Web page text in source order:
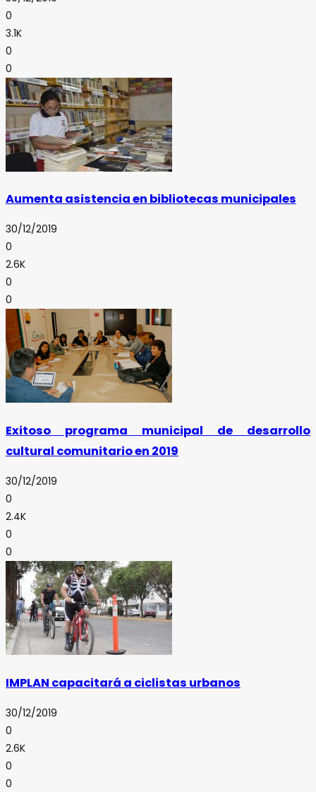
0
3.1K
0
0
Aumenta asistencia en bibliotecas municipales
30/12/2019
0
2.6K
0
0
Exitoso programa municipal de desarrollo
cultural comunitario en 2019
30/12/2019
0
2.4K
0
0
IMPLAN capacitará a ciclistas urbanos
30/12/2019
0
2.6K
0
0